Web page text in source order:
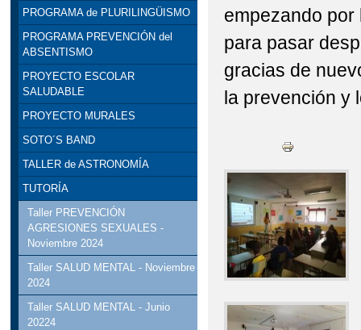
PROGRAMA de PLURILINGÜISMO
PROGRAMA PREVENCIÓN del
ABSENTISMO
PROYECTO ESCOLAR
SALUDABLE
PROYECTO MURALES
SOTO´S BAND
TALLER de ASTRONOMÍA
TUTORÍA
Taller PREVENCIÓN
AGRESIONES SEXUALES -
Noviembre 2024
Taller SALUD MENTAL - Noviembre
2024
Taller SALUD MENTAL - Junio
20224
empezando por
para pasar
gracias de
la prevención y